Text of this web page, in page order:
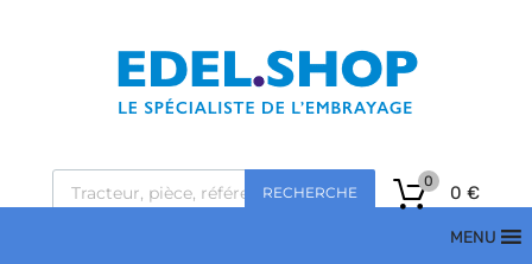
RECHERCHE 0 €
0
MENU